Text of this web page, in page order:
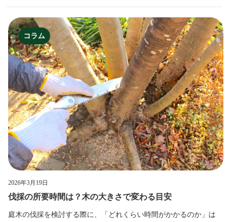
コラム
2026年3月19日
伐採の所要時間は？木の大きさで変わる目安
庭木の伐採を検討する際に、「どれくらい時間がかかるのか」は